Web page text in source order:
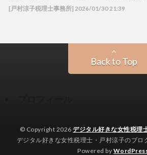
[戸村涼子税理士事務所] 2026/01/30 21:39
Back to Top
© Copyright 2026デジタル好きな女性税理
デジタル好きな女性税理士・戸村涼子のブロ
Powered by